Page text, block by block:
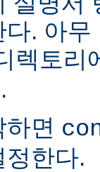
. 아
렉토리
면
한다.